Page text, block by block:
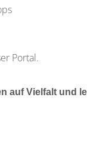
Portal.
auf Vielfalt und